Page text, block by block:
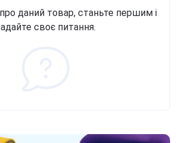
даний товар, станьте першим і
своє питання.